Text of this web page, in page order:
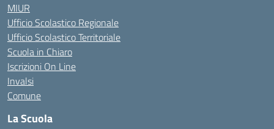
MIUR
Ufficio Scolastico Regionale
Ufficio Scolastico Territoriale
Scuola in Chiaro
Iscrizioni On Line
Invalsi
Comune
La Scuola